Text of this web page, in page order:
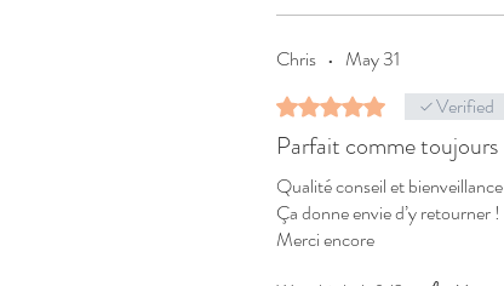
Chris • May 31
Rated 5 out of 5 stars.Verified
Parfait comme toujours
Qualité conseil et bienveillance
Ça donne envie d’y retourner !
Merci encore